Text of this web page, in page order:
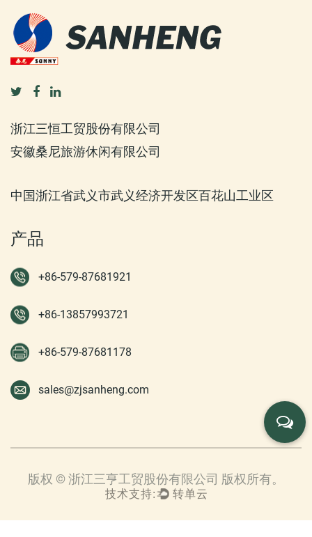
浙江三恒工贸股份有限公司
安徽桑尼旅游休闲有限公司
中国浙江省武义市武义经济开发区百花山工业区
产品
+86-579-87681921
+86-13857993721
+86-579-87681178
sales@zjsanheng.com
版权 © 浙江三亨工贸股份有限公司 版权所有。